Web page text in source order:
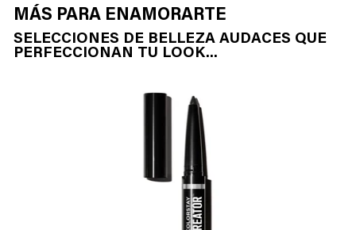
MÁS PARA ENAMORARTE
SELECCIONES DE BELLEZA AUDACES QUE
PERFECCIONAN TU LOOK...